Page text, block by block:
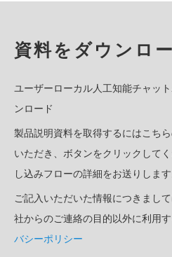
資料をダウンロ
ユーザーローカル人工知能チャッ
ンロード
製品説明資料を取得するにはこち
いただき、ボタンをクリックして
し込みフローの詳細をお送りします
ご記入いただいた情報につきまし
社からのご連絡の目的以外に利用す
バシーポリシー